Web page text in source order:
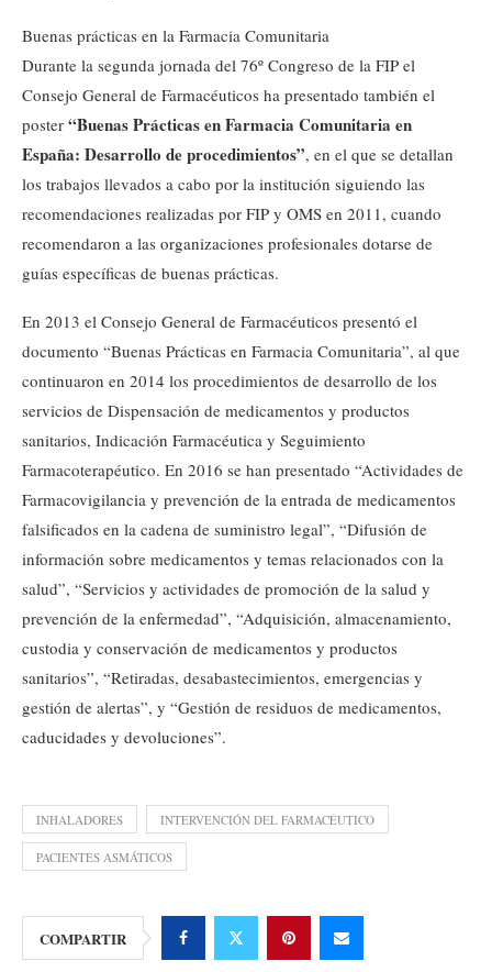
Buenas prácticas en la Farmacia Comunitaria
Durante la segunda jornada del 76º Congreso de la FIP el
Consejo General de Farmacéuticos ha presentado también el
poster “Buenas Prácticas en Farmacia Comunitaria en
España: Desarrollo de procedimientos”, en el que se detallan
los trabajos llevados a cabo por la institución siguiendo las
recomendaciones realizadas por FIP y OMS en 2011, cuando
recomendaron a las organizaciones profesionales dotarse de
guías específicas de buenas prácticas.
En 2013 el Consejo General de Farmacéuticos presentó el
documento “Buenas Prácticas en Farmacia Comunitaria”, al que
continuaron en 2014 los procedimientos de desarrollo de los
servicios de Dispensación de medicamentos y productos
sanitarios, Indicación Farmacéutica y Seguimiento
Farmacoterapéutico. En 2016 se han presentado “Actividades de
Farmacovigilancia y prevención de la entrada de medicamentos
falsificados en la cadena de suministro legal”, “Difusión de
información sobre medicamentos y temas relacionados con la
salud”, “Servicios y actividades de promoción de la salud y
prevención de la enfermedad”, “Adquisición, almacenamiento,
custodia y conservación de medicamentos y productos
sanitarios”, “Retiradas, desabastecimientos, emergencias y
gestión de alertas”, y “Gestión de residuos de medicamentos,
caducidades y devoluciones”.
INHALADORES INTERVENCIÓN DEL FARMACÉUTICO
PACIENTES ASMÁTICOS
COMPARTIR